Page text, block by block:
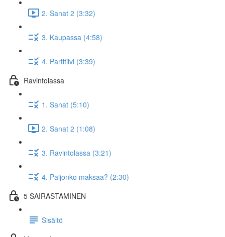
2. Sanat 2 (3:32)
3. Kaupassa (4:58)
4. Partitiivi (3:39)
Ravintolassa
1. Sanat (5:10)
2. Sanat 2 (1:08)
3. Ravintolassa (3:21)
4. Paljonko maksaa? (2:30)
5 SAIRASTAMINEN
Sisältö